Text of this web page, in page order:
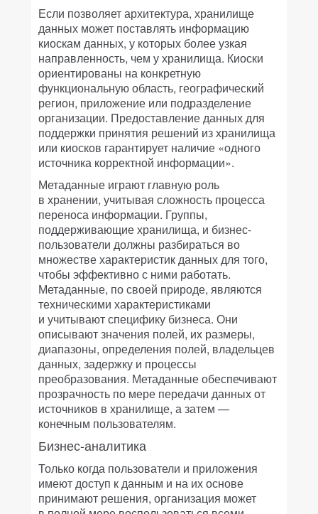
Если позволяет архитектура, хранилище
данных может поставлять информацию
киоскам данных, у которых более узкая
направленность, чем у хранилища. Киоски
ориентированы на конкретную
функциональную область, географический
регион, приложение или подразделение
организации. Предоставление данных для
поддержки принятия решений из хранилища
или киосков гарантирует наличие «одного
источника корректной информации».
Метаданные играют главную роль
в хранении, учитывая сложность процесса
переноса информации. Группы,
поддерживающие хранилища, и бизнес-
пользователи должны разбираться во
множестве характеристик данных для того,
чтобы эффективно с ними работать.
Метаданные, по своей природе, являются
техническими характеристиками
и учитывают специфику бизнеса. Они
описывают значения полей, их размеры,
диапазоны, определения полей, владельцев
данных, задержку и процессы
преобразования. Метаданные обеспечивают
прозрачность по мере передачи данных от
источников в хранилище, а затем —
конечным пользователям.
Бизнес-аналитика
Только когда пользователи и приложения
имеют доступ к данным и на их основе
принимают решения, организация может